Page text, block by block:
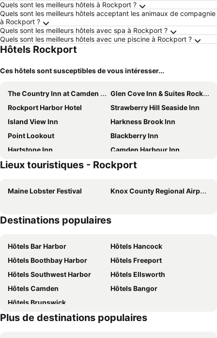
Quels sont les meilleurs hôtels à Rockport ?
Quels sont les meilleurs hôtels acceptant les animaux de compagnie
à Rockport ?
Quels sont les meilleurs hôtels avec spa à Rockport ?
Quels sont les meilleurs hôtels avec une piscine à Rockport ?
Hôtels Rockport
Ces hôtels sont susceptibles de vous intéresser...
The Country Inn at Camden Rockport
Glen Cove Inn & Suites Rockport
Rockport Harbor Hotel
Strawberry Hill Seaside Inn
Island View Inn
Harkness Brook Inn
Point Lookout
Blackberry Inn
Hartstone Inn
Camden Harbour Inn
Lord Camden Inn
16 Bay View
The Optimist Guesthouse 5 -Downtown loft with gym, sauna, deck overlooking river
The Optimist Guesthouse 3 - Downtown Camden Stylish Luxury Apartment
Camden Maine Stay Inn
Whitehall
The Lindsey Hotel
Harborline Hotel
250 Main Hotel
The Inn at Ocean's Edge
Hampton Inn & Suites Rockland
Camp DeForest
Summer Is Here! Book Now, Get Away & Relax! Private Access To Pond. 12m To Ocean
Lieux touristiques - Rockport
Maine Lobster Festival Knox County Regional Airport
Destinations populaires
Hôtels Bar Harbor
Hôtels Hancock
Hôtels Boothbay Harbor
Hôtels Freeport
Hôtels Southwest Harbor
Hôtels Ellsworth
Hôtels Camden
Hôtels Bangor
Hôtels Brunswick
Plus de destinations populaires